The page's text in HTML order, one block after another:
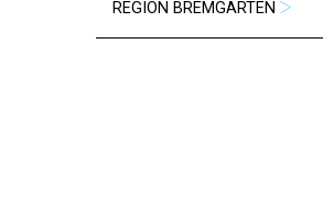
REGION BREMGARTEN